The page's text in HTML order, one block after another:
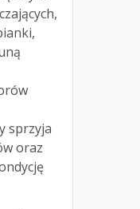
sprzyja
oraz